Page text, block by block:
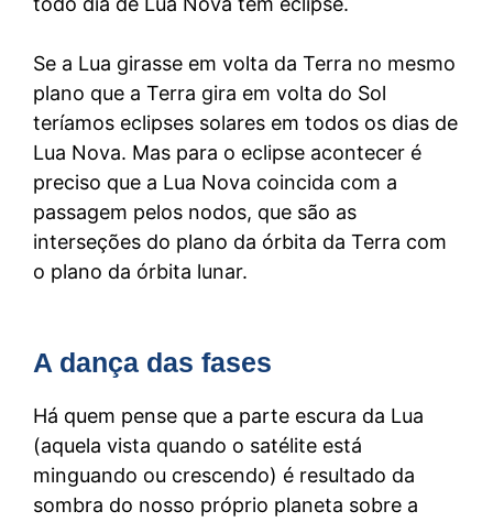
Se a Lua girasse em volta da Terra no mesmo
plano que a Terra gira em volta do Sol
teríamos eclipses solares em todos os dias de
Lua Nova. Mas para o eclipse acontecer é
preciso que a Lua Nova coincida com a
passagem pelos nodos, que são as
interseções do plano da órbita da Terra com
o plano da órbita lunar.
A dança das fases
Há quem pense que a parte escura da Lua
(aquela vista quando o satélite está
minguando ou crescendo) é resultado da
sombra do nosso próprio planeta sobre a